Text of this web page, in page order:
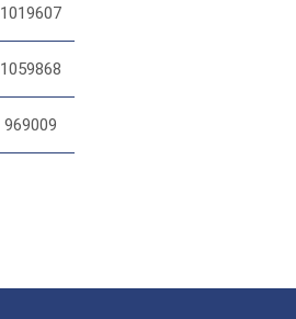
1019607
1059868
969009